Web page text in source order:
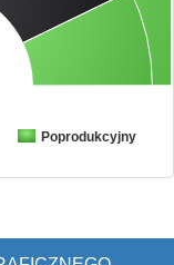
Poprodukcyjny